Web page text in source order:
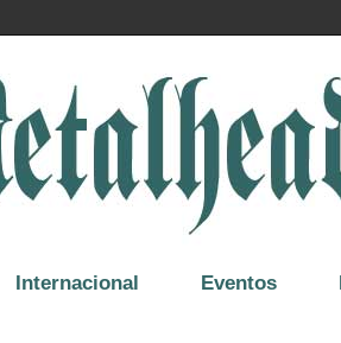
Internacional Eventos